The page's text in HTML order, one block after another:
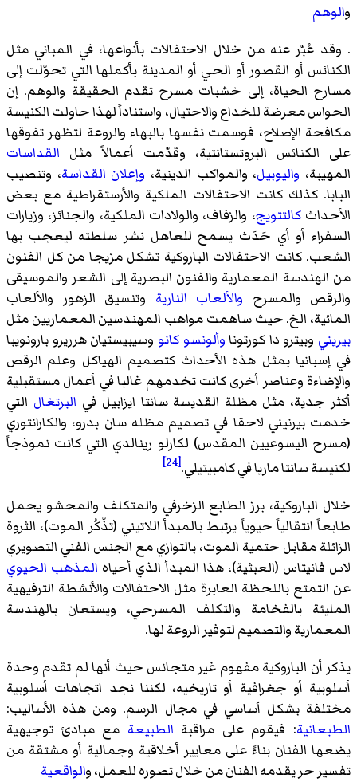
والوهم
. وقد عُبّر عنه من خلال الاحتفالات بأنواعها، في المباني مثل
الكنائس أو القصور أو الحي أو المدينة بأكملها التي تحوّلت إلى
مسارح الحياة، إلى خشبات مسرح تقدم الحقيقة والوهم. إن
الحواس معرضة للخداع والاحتيال، واستناداً لهذا حاولت الكنيسة
مكافحة الإصلاح، فوسمت نفسها بالبهاء والروعة لتظهر تفوقها
على الكنائس البروتستانتية، وقدّمت أعمالاً مثل القداسات
المهيبة، واليوبيل، والمواكب الدينية، وإعلان القداسة، وتنصيب
البابا. كذلك كانت الاحتفالات الملكية والأرستقراطية مع بعض
الأحداثكالتتويج، والزفاف، والولادات الملكية، والجنائز، وزيارات
السفراء أو أي حَدَث يسمح للعاهل نشر سلطته ليعجب بها
الشعب. كانت الاحتفالات الباروكية تشكل مزيجا من كل الفنون
من الهندسة المعمارية والفنون البصرية إلى الشعر والموسيقى
والرقص والمسرح والألعاب النارية وتنسيق الزهور والألعاب
المائية، الخ. حيث ساهمت مواهب المهندسين المعماريين مثل
بيريني وبيترو دا كورتوناوألونسو كانو وسيبيستيان هرريرو بارونويبا
في إسبانيا بمثل هذه الأحداث كتصميم الهياكل وعلم الرقص
والإضاءة وعناصر أخرى كانت تخدمهم غالبا في أعمال مستقبلية
أكثر جدية، مثل مظلة القديسة سانتا ايزابيل في البرتغال التي
خدمت بيرنيني لاحقا في تصميممظله سان بدرو، والكارانتوري
(مسرح اليسوعيين المقدس) لكارلو رينالدي التي كانت نموذجاً
لكنيسة سانتا ماريافيكامبيتيلي.
[24]
خلال الباروكية، برز الطابع الزخرفي والمتكلف والمحشو يحمل
طابعاً انتقالياً حيوياً يرتبط بالمبدأ اللاتيني (تذّكُر الموت)، الثروة
الزائلة مقابل حتمية الموت، بالتوازي مع الجنس الفني التصويري
لاس فانيتاس (العبثية)، هذا المبدأ الذي أحياه المذهب الحيوي
عن التمتع باللحظة العابرة مثل الاحتفالات والأنشطة الترفيهية
المليئة بالفخامة والتكلف المسرحي، ويستعان بالهندسة
المعمارية والتصميم لتوفير الروعة لها.
يذكر أن الباروكية مفهوم غير متجانس حيث أنها لم تقدم وحدة
أسلوبية أو جغرافية أو تاريخيه، لكننا نجد اتجاهات أسلوبية
مختلفة بشكل أساسي في مجال الرسم. ومن هذه الأساليب:
الطبعانية: فيقوم على مراقبة الطبيعة مع مبادئ توجيهية
يضعها الفنان بناءً على معايير أخلاقية وجمالية أو مشتقة من
تفسير حر يقدمه الفنان من خلال تصوره للعمل، والواقعية